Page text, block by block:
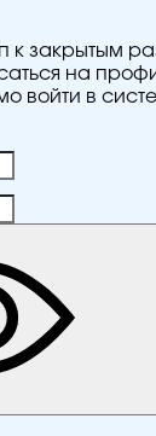
к закрытым
на
войти в